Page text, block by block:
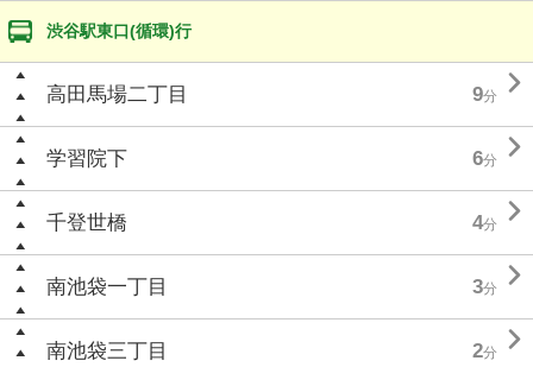
渋谷駅東口(循環)行
高田馬場二丁目 9分 
学習院下 6分 
千登世橋 4分 
南池袋一丁目 3分 
南池袋三丁目 2分 